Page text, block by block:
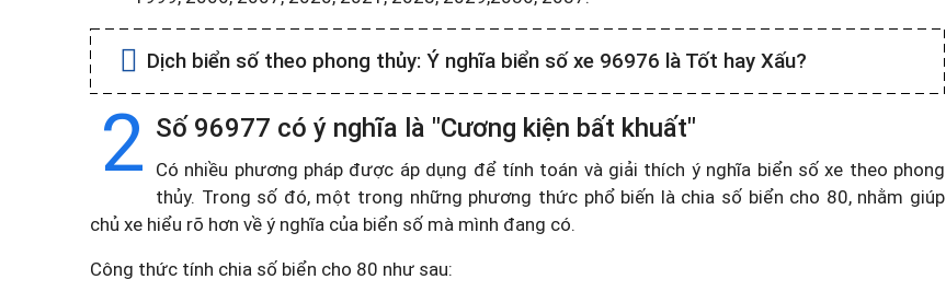
Dịch biển số theo phong thủy: Ý nghĩa biển số xe 96976 là Tốt hay Xấu?
2 Số 96977 có ý nghĩa là "Cương kiện bất khuất"
Có nhiều phương pháp được áp dụng để tính toán và giải thích ý nghĩa biển số xe theo phong
thủy. Trong số đó, một trong những phương thức phổ biến là chia số biển cho 80, nhằm giúp
chủ xe hiểu rõ hơn về ý nghĩa của biển số mà mình đang có.
Công thức tính chia số biển cho 80 như sau: